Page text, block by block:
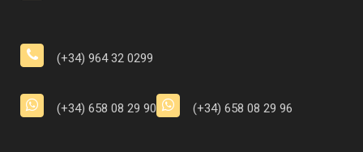
(+34) 964 32 0299
(+34) 658 08 29 90 (+34) 658 08 29 96